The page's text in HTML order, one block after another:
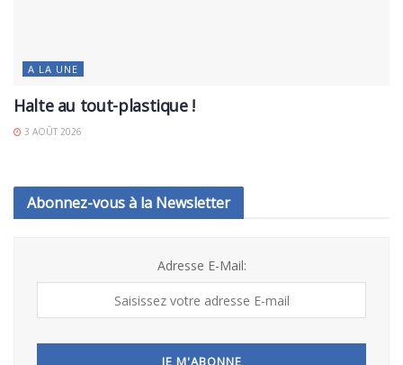
A LA UNE
Halte au tout-plastique !
3 AOÛT 2026
Abonnez-vous à la Newsletter
Adresse E-Mail: